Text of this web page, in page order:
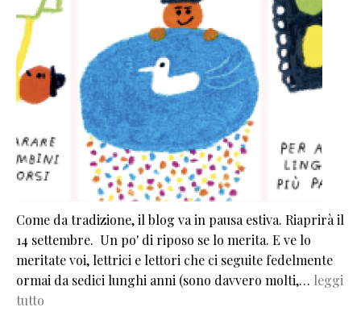
Come da tradizione, il blog va in pausa estiva. Riaprirà il
14 settembre. Un po' di riposo se lo merita. E ve lo
meritate voi, lettrici e lettori che ci seguite fedelmente
ormai da sedici lunghi anni (sono davvero molti,… leggi
tutto